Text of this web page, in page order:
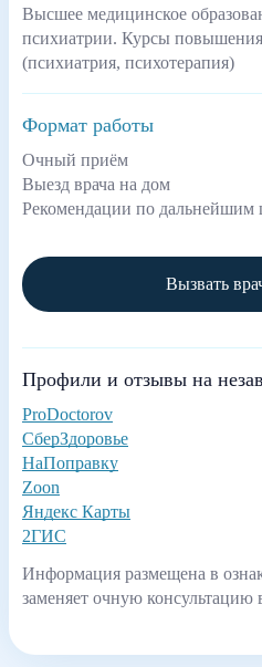
Высшее медицинское
психиатрии. Курсы
(психиатрия, психотерапия)
Формат работы
Очный приём
Выезд врача на дом
Рекомендации по дальнейшим
Вызвать
Профили и отзывы на
ProDoctorov
СберЗдоровье
НаПоправку
Zoon
Яндекс Карты
2ГИС
Информация размещена в
заменяет очную консультацию